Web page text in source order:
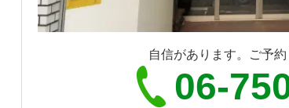
自信があります。ご予
06-